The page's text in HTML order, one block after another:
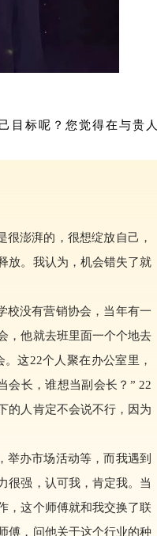
目标呢？您觉得在与贵人
澎湃的，很想绽放自己，
放。我认为，机会错失了就
没有营销协会，当年有一
，他就去班里面一个个地去
这22个人聚在办公室里，
会长，谁想当副会长？” 22
的人肯定不会说不行，因为
办市场活动等，而我遇到
很强，认可我，肯定我。当
，这个师傅就和我交换了联
傅，问他关于这个行业的种